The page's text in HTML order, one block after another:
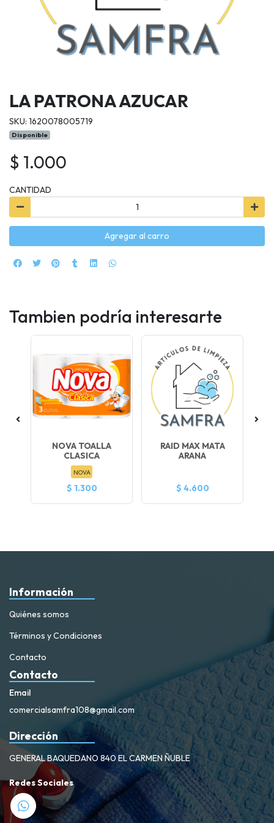
LA PATRONA AZUCAR
SKU: 1620078005719
Disponible
$ 1.000
CANTIDAD
Agregar al carro
Tambien podría interesarte
NOVA TOALLA
CLASICA
NOVA
$ 1.300
RAID MAX MATA
ARANA
$ 4.600
Información
Quiénes somos
Términos y Condiciones
Contacto
Contacto
Email
comercialsamfra108@gmail.com
Dirección
GENERAL BAQUEDANO 840 EL CARMEN ÑUBLE
Redes Sociales